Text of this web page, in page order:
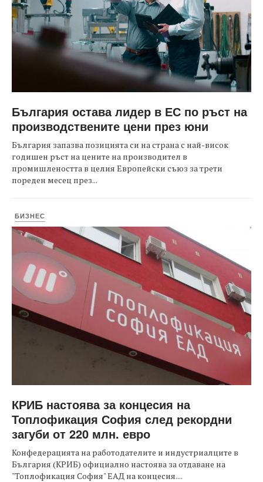
България остава лидер в ЕС по ръст на
производствените цени през юни
България запазва позицията си на страна с най-висок
годишен ръст на цените на производител в
промишлеността в целия Европейски съюз за трети
пореден месец през...
БИЗНЕС
КРИБ настоява за концесия на
Топлофикация София след рекордни
загуби от 220 млн. евро
Конфедерацията на работодателите и индустриалците в
България (КРИБ) официално настоява за отдаване на
"Топлофикация София" ЕАД на концесия....